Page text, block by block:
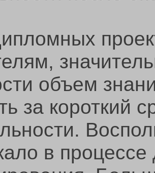
объем
за короткий
в процессе